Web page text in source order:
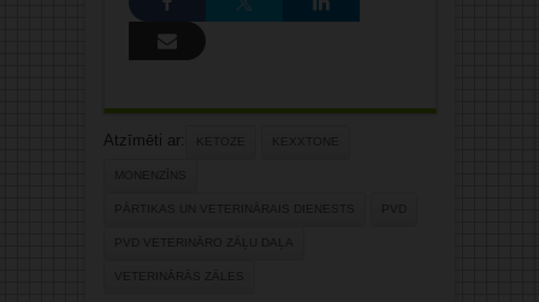
Atzīmēti ar: KETOZE KEXXTONE
MONENZĪNS
PĀRTIKAS UN VETERINĀRAIS DIENESTS PVD
PVD VETERINĀRO ZĀĻU DAĻA
VETERINĀRĀS ZĀLES